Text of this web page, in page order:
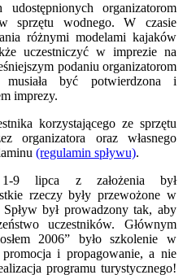
organizatorom
sprzętu wodnego. W czasie
różnymi modelami kajaków
uczestniczyć w imprezie na
podaniu organizatorom
musiała być potwierdzona i
imprezy.
korzystającego ze sprzętu
organizatora oraz własnego
(regulamin spływu).
9 lipca z założenia był
rzeczy były przewożone w
był prowadzony tak, aby
uczestników. Głównym
2006” było szkolenie w
i propagowanie, a nie
programu turystycznego!